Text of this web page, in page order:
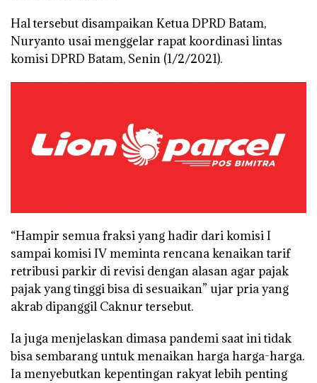
Hal tersebut disampaikan Ketua DPRD Batam,
Nuryanto usai menggelar rapat koordinasi lintas
komisi DPRD Batam, Senin (1/2/2021).
“Hampir semua fraksi yang hadir dari komisi I
sampai komisi IV meminta rencana kenaikan tarif
retribusi parkir di revisi dengan alasan agar pajak
pajak yang tinggi bisa di sesuaikan” ujar pria yang
akrab dipanggil Caknur tersebut.
Ia juga menjelaskan dimasa pandemi saat ini tidak
bisa sembarang untuk menaikan harga harga-harga.
Ia menyebutkan kepentingan rakyat lebih penting